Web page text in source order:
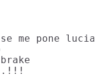
me pone lucia